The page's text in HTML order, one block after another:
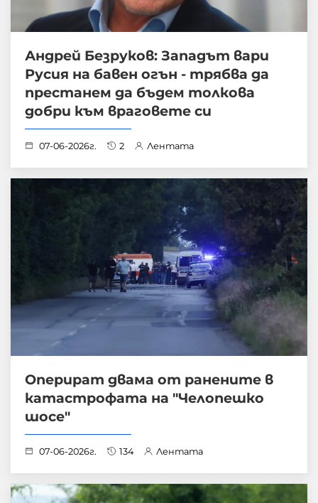
Андрей Безруков: Западът вари
Русия на бавен огън - трябва да
престанем да бъдем толкова
добри към враговете си
07-06-2026г. 2 Лентата
Оперират двама от ранените в
катастрофата на "Челопешко
шосе"
07-06-2026г. 134 Лентата